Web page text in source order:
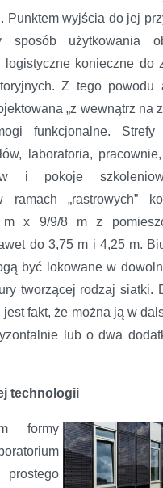
Punktem wyjścia do jej
sposób użytkowania
logistyczne konieczne do
Z tego powodu
„z wewnątrz na
funkcjonalne. Strefy
laboratoria,
i pokoje
ramach „rastrowych”
m x 9/9/8 m z
do 3,75 m i 4,25 m.
być lokowane w
tworzącej rodzaj siatki.
fakt, że można ją w
lub o dwa
technologii
formy
prostego